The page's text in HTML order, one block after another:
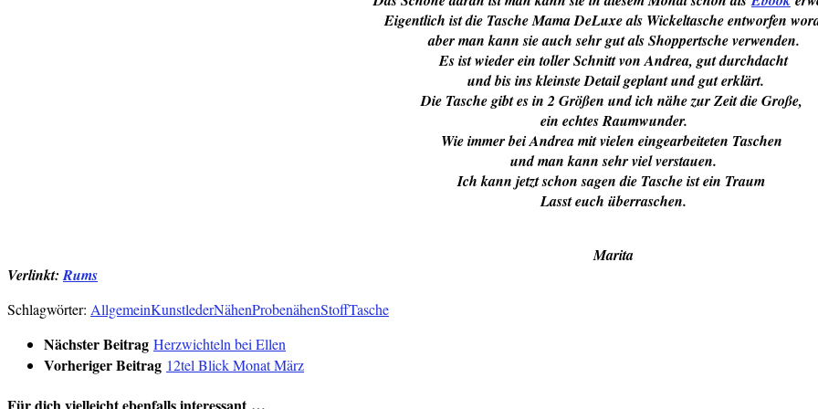
Eigentlich ist die Tasche Mama DeLuxe als Wickeltasche entworfen
aber man kann sie auch sehr gut als Shoppertsche verwenden.
Es ist wieder ein toller Schnitt von Andrea, gut durchdacht
und bis ins kleinste Detail geplant und gut erklärt.
Die Tasche gibt es in 2 Größen und ich nähe zur Zeit die Große,
ein echtes Raumwunder.
Wie immer bei Andrea mit vielen eingearbeiteten Taschen
und man kann sehr viel verstauen.
Ich kann jetzt schon sagen die Tasche ist ein Traum
Lasst euch überraschen.
Marita
Verlinkt:Rums
Schlagwörter: AllgemeinKunstlederNähenProbenähenStoffTasche
Nächster Beitrag Herzwichteln bei Ellen
Vorheriger Beitrag 12tel Blick Monat März